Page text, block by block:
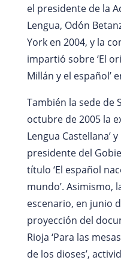
el presidente de la
Lengua, Odón
York en 2004, y la
impartió sobre ‘El
Millán y el español’
También la sede de
octubre de 2005 la
Lengua Castellana’
presidente del
título ‘El español
mundo’. Asimismo,
escenario, en junio
proyección del
Rioja ‘Para las
de los dioses’,